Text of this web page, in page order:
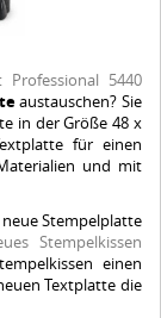
Professional 5440
austauschen? Sie
in der Größe 48 x
für einen
und mit
Stempelplatte
Stempelkissen
einen
Textplatte die